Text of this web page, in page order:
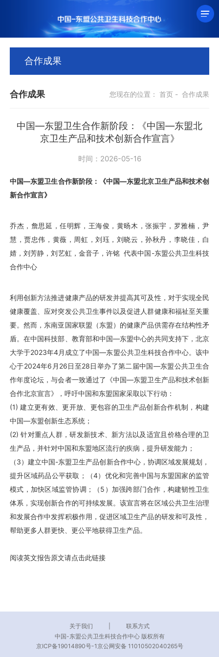
合作成果
您现在的位置： 首页 - 合作成果
合作成果
中国—东盟卫生合作新阶段：《中国—东盟北
京卫生产品和技术创新合作宣言》
时间：2026-05-16
中国—东盟卫生合作新阶段：《中国—东盟北京卫生产品和技术创
新合作宣言》
乔杰，詹思延，任明辉， 王海俊， 黄旸木，张振宇，罗雅楠，尹
慧，贾忠伟，黄薇，周虹，刘珏 ， 刘晓云 ，孙秋丹， 李晓佳， 白
婧 ，刘芳静，刘艺虹，金音子，许铭 代表中国-东盟公共卫生科技
合作中心
利用创新方法推进健康产品的研发并提高其可及性，对于实现全民
健康覆盖、应对突发公共卫生事件以及促进人群健康和福祉至关重
要。然而，东南亚国家联盟（东盟）的健康产品供需存在结构性矛
盾。在中国科技部、教育部和中国—东盟中心的共同支持下，北京
大学于2023年4月成立了中国—东盟公共卫生科技合作中心。该中
心于2024年6月26日至28日举办了第二届中国—东盟公共卫生合
作年度论坛，与会者一致通过了《中国—东盟卫生产品和技术创新
合作北京宣言》，呼吁中国和东盟国家采取以下行动：
(1) 建立更有效、更开放、更包容的卫生产品创新合作机制，构建
中国—东盟创新生态系统；
(2) 针对重点人群，研发新技术、新方法以及适宜且价格合理的卫
生产品，并针对中国和东盟地区流行的疾病，提升研发能力；
（3）建立中国-东盟卫生产品创新合作中心，协调区域发展规划，
提升区域药品公平获取；（4）优化和完善中国与东盟国家的监管
模式，加快区域监管协调；（5）加强跨部门合作，构建韧性卫生
体系，实现创新合作的可持续发展。该宣言将在区域公共卫生治理
和发展合作中发挥积极作用，促进区域卫生产品的研发和可及性，
帮助更多人群更快、更公平地获得卫生产品。
阅读英文报告原文请点击此链接
关于我们
联系方式
中国-东盟公共卫生科技合作中心 版权所有
京ICP备19014890号-1京公网安备 11010502040265号